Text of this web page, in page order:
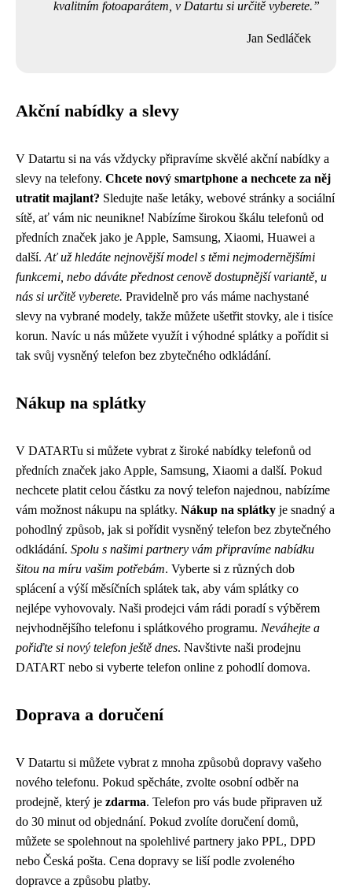
kvalitním fotoaparátem, v Datartu si určitě vyberete.
Jan Sedláček
Akční nabídky a slevy
V Datartu si na vás vždycky připravíme skvělé akční nabídky a
slevy na telefony. Chcete nový smartphone a nechcete za něj
utratit majlant? Sledujte naše letáky, webové stránky a sociální
sítě, ať vám nic neunikne! Nabízíme širokou škálu telefonů od
předních značek jako je Apple, Samsung, Xiaomi, Huawei a
další. Ať už hledáte nejnovější model s těmi nejmodernějšími
funkcemi, nebo dáváte přednost cenově dostupnější variantě, u
nás si určitě vyberete. Pravidelně pro vás máme nachystané
slevy na vybrané modely, takže můžete ušetřit stovky, ale i tisíce
korun. Navíc u nás můžete využít i výhodné splátky a pořídit si
tak svůj vysněný telefon bez zbytečného odkládání.
Nákup na splátky
V DATARTu si můžete vybrat z široké nabídky telefonů od
předních značek jako Apple, Samsung, Xiaomi a další. Pokud
nechcete platit celou částku za nový telefon najednou, nabízíme
vám možnost nákupu na splátky. Nákup na splátky je snadný a
pohodlný způsob, jak si pořídit vysněný telefon bez zbytečného
odkládání. Spolu s našimi partnery vám připravíme nabídku
šitou na míru vašim potřebám. Vyberte si z různých dob
splácení a výší měsíčních splátek tak, aby vám splátky co
nejlépe vyhovovaly. Naši prodejci vám rádi poradí s výběrem
nejvhodnějšího telefonu i splátkového programu. Neváhejte a
pořiďte si nový telefon ještě dnes. Navštivte naši prodejnu
DATART nebo si vyberte telefon online z pohodlí domova.
Doprava a doručení
V Datartu si můžete vybrat z mnoha způsobů dopravy vašeho
nového telefonu. Pokud spěcháte, zvolte osobní odběr na
prodejně, který je zdarma. Telefon pro vás bude připraven už
do 30 minut od objednání. Pokud zvolíte doručení domů,
můžete se spolehnout na spolehlivé partnery jako PPL, DPD
nebo Česká pošta. Cena dopravy se liší podle zvoleného
dopravce a způsobu platby.